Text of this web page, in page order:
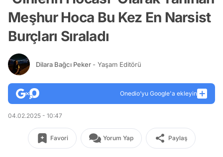
Meşhur Hoca Bu Kez En Narsist
Burçları Sıraladı
Dilara Bağcı Peker - Yaşam Editörü
Onedio’yu Google'a ekleyin
04.02.2025 - 10:47
Favori Yorum Yap Paylaş